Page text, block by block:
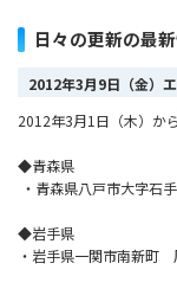
日々の更新の最
2012年3月9日（金）
2012年3月1日（木）か
◆青森県
・青森県八戸市大字石
◆岩手県
・岩手県一関市南新町